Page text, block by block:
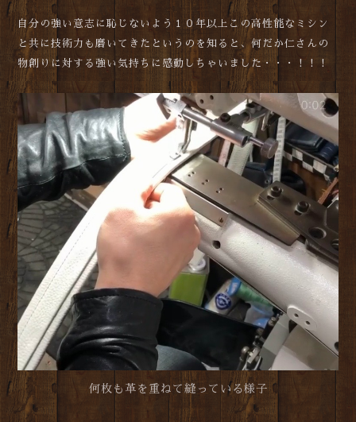
自分の強い意志に恥じないよう１０年以上この高性能なミシン
と共に技術力も磨いてきたというのを知ると、何だか仁さんの
物創りに対する強い気持ちに感動しちゃいました・・・！！！
何枚も革を重ねて縫っている様子